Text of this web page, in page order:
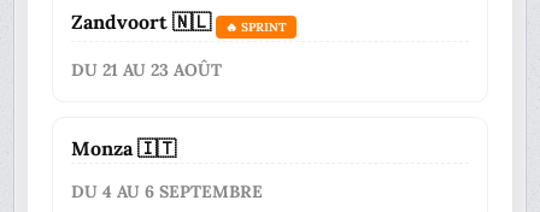
Zandvoort 🇳🇱 🔥 SPRINT
DU 21 AU 23 AOÛT
Monza 🇮🇹
DU 4 AU 6 SEPTEMBRE